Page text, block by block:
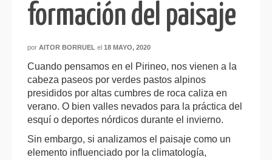
formación del paisaje
por AITOR BORRUEL el 18 MAYO, 2020
Cuando pensamos en el Pirineo, nos vienen a la
cabeza paseos por verdes pastos alpinos
presididos por altas cumbres de roca caliza en
verano. O bien valles nevados para la práctica del
esquí o deportes nórdicos durante el invierno.
Sin embargo, si analizamos el paisaje como un
elemento influenciado por la climatología,